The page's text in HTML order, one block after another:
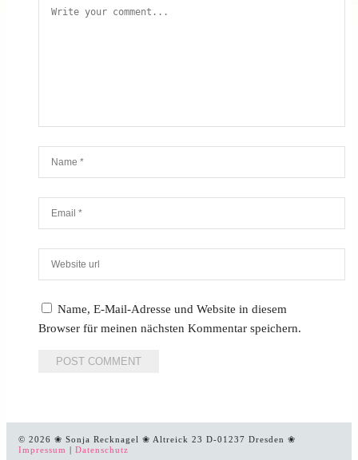
Name, E-Mail-Adresse und Website in diesem
Browser für meinen nächsten Kommentar speichern.
© 2026 ❀ Sonja Recknagel ❀ Altreick 23 D-01237 Dresden ❀
Impressum | Datenschutz